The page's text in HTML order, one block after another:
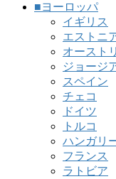
■ヨーロッパ
イギリス
エストニ
オースト
ジョージ
スペイン
チェコ
ドイツ
トルコ
ハンガリ
フランス
ラトビア